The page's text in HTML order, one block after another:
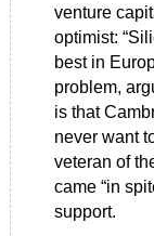
venture
optimist:
best in
problem,
is that
never want
veteran of
came “in
support.